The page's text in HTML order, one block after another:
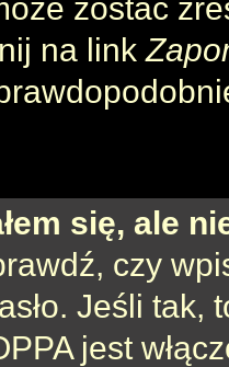
zostać
na link
się, ale
czy
Jeśli tak,
jest